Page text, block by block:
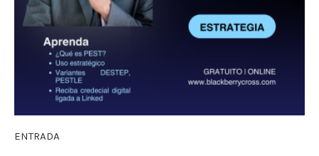
ENTRADA